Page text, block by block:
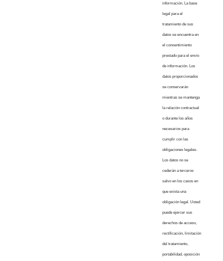
información. La base
legal para el
tratamiento de sus
datos se encuentra en
el consentimiento
prestado para el envío
de información. Los
datos proporcionados
se conservarán
mientras se mantenga
la relación contractual
o durante los años
necesarios para
cumplir con las
obligaciones legales.
Los datos no se
cederán a terceros
salvo en los casos en
que exista una
obligación legal. Usted
puede ejercer sus
derechos de acceso,
rectificación, limitación
del tratamiento,
portabilidad, oposición